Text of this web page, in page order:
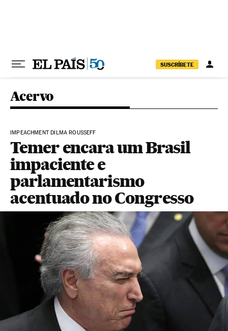
SUSCRÍBETE
Acervo
IMPEACHMENT DILMA ROUSSEFF
Temer encara um Brasil
impaciente e
parlamentarismo
acentuado no Congresso